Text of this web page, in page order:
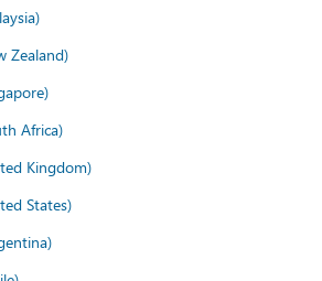
Zealand)
Africa)
Kingdom)
States)